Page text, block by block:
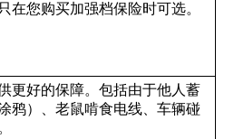
在您购买加强档保险时可选。
更好的保障。包括由于他人蓄
鸦）、老鼠啃食电线、车辆碰